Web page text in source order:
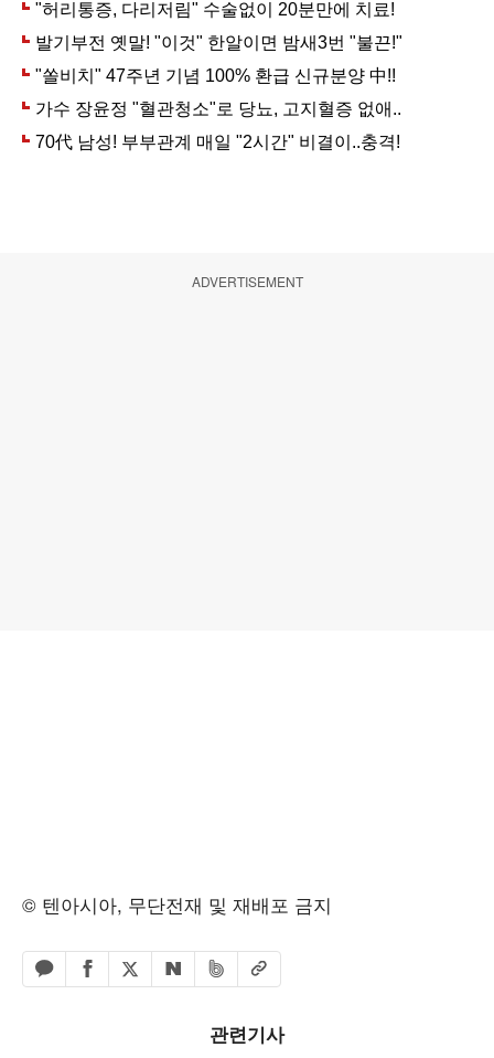
ADVERTISEMENT
© 텐아시아, 무단전재 및 재배포 금지
카카오톡 공유하기
페이스북 공유하기
엑스 공유하기
네이버 공유하기
밴드 공유하기
URL복사
관련기사